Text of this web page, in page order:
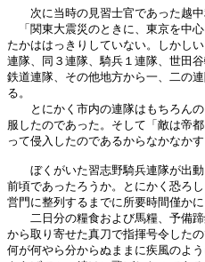
次に当時の見習士官であった越中
「関東大震災のときに、東京を中
たかははっきりしていない。しかし
連隊、同３連隊、騎兵１連隊、世田
鉄道連隊、その他地方から一、二の
る。
とにかく市内の連隊はもちろんの
服したのであった。そして「敵は帝
って侵入したのであるからなかなか
ぼくがいた習志野騎兵連隊が出動
前頃であったろうか。とにかく恐ろ
営門に整列するまでに所要時間僅か
二日分の糧食および馬糧、予備蹄
から取り寄せた真刀で指揮号令した
何が何やら分からぬままに疾風のよ